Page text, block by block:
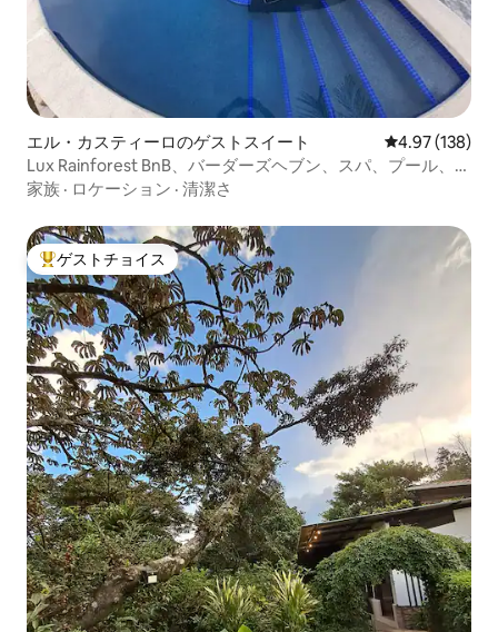
エル・カスティーロのゲストスイート レビュー138
4.97 (138)
Lux Rainforest BnB、バーダーズヘブン、スパ、プール、キ
ングサイズベッド
家族 · ロケーション · 清潔さ
大好評のゲストチョイスです。
ゲストチョイス